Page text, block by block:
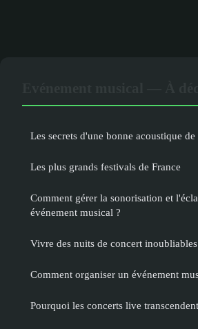
Les secrets d'une bonne acoustique de
Les plus grands festivals de France
Comment gérer la sonorisation et
événement musical ?
Vivre des nuits de concert
Comment organiser un événement
Pourquoi les concerts live